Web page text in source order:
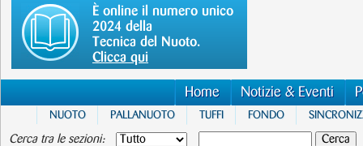
È online il numero unico
2024 della
Tecnica del Nuoto.
Clicca qui
Home Notizie & Eventi
NUOTO PALLANUOTO TUFFI FONDO
Cerca tra le sezioni: